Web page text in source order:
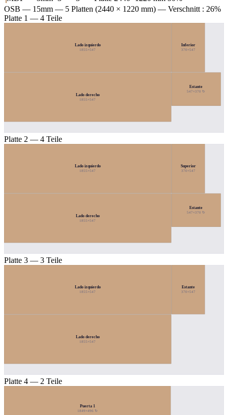
OSB — 15mm — 5 Platten (2440 × 1220 mm) — Verschnitt : 26%
Platte 1 — 4 Teile
Lado izquierdo
1855×547
Lado derecho
1855×547
Inferior
370×547
Estante
547×370 ↻
Platte 2 — 4 Teile
Lado izquierdo
1855×547
Lado derecho
1855×547
Superior
370×547
Estante
547×370 ↻
Platte 3 — 3 Teile
Lado izquierdo
1855×547
Lado derecho
1855×547
Estante
370×547
Platte 4 — 2 Teile
Puerta 1
1849×496 ↻